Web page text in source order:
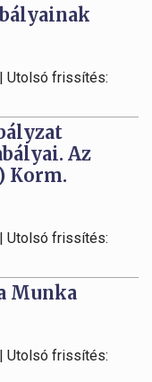
Utolsó frissítés:
Az
Korm.
Utolsó frissítés:
Munka
Utolsó frissítés: